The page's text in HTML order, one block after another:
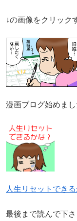
↓の画像をクリック
漫画ブログ始めまし
人生リセットできる
最後まで読んで下